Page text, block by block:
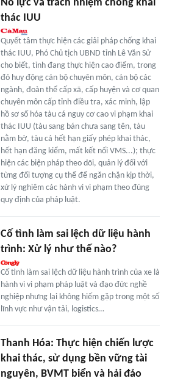
Nỗ lực và trách nhiệm chống khai
thác IUU
Quyết tâm thực hiện các giải pháp chống khai
thác IUU, Phó Chủ tịch UBND tỉnh Lê Văn Sử
cho biết, tỉnh đang thực hiện cao điểm, trong
đó huy động cán bộ chuyên môn, cán bộ các
ngành, đoàn thể cấp xã, cấp huyện và cơ quan
chuyên môn cấp tỉnh điều tra, xác minh, lập
hồ sơ số hóa tàu cá nguy cơ cao vi phạm khai
thác IUU (tàu sang bán chưa sang tên, tàu
nằm bờ, tàu cá hết hạn giấy phép khai thác,
hết hạn đăng kiểm, mất kết nối VMS...); thực
hiện các biện pháp theo dõi, quản lý đối với
từng đối tượng cụ thể để ngăn chặn kịp thời,
xử lý nghiêm các hành vi vi phạm theo đúng
quy định của pháp luật.
Cố tình làm sai lệch dữ liệu hành
trình: Xử lý như thế nào?
Cố tình làm sai lệch dữ liệu hành trình của xe là
hành vi vi phạm pháp luật và đạo đức nghề
nghiệp nhưng lại không hiếm gặp trong một số
lĩnh vực như vận tải, logistics…
Thanh Hóa: Thực hiện chiến lược
khai thác, sử dụng bền vững tài
nguyên, BVMT biển và hải đảo